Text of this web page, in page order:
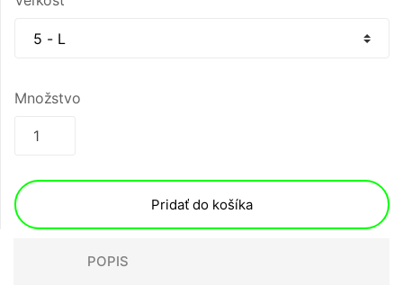
Množstvo
Pridať do košíka
POPIS